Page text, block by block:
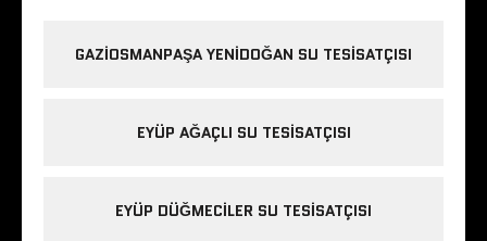
GAZIOSMANPAŞA YENIDOĞAN SU TESISATÇISI
EYÜP AĞAÇLI SU TESISATÇISI
EYÜP DÜĞMECILER SU TESISATÇISI